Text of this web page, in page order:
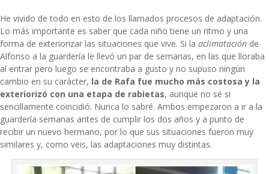
He vivido de todo en esto de los llamados procesos de adaptación.
Lo más importante es saber que cada niño tiene un ritmo y una
forma de exteriorizar las situaciones que vive. Si la aclimatación de
Alfonso a la guardería le llevó un par de semanas, en las que lloraba
al entrar pero luego se encontraba a gusto y no supuso ningún
cambio en su carácter, la de Rafa fue mucho más costosa y la
exteriorizó con una etapa de rabietas, aunque no sé si
sencillamente coincidió. Nunca lo sabré. Ambos empezaron a ir a la
guardería semanas antes de cumplir los dos años y a punto de
recibir un nuevo hermano, por lo que sus situaciones fueron muy
similares y, como veis, las adaptaciones muy distintas.